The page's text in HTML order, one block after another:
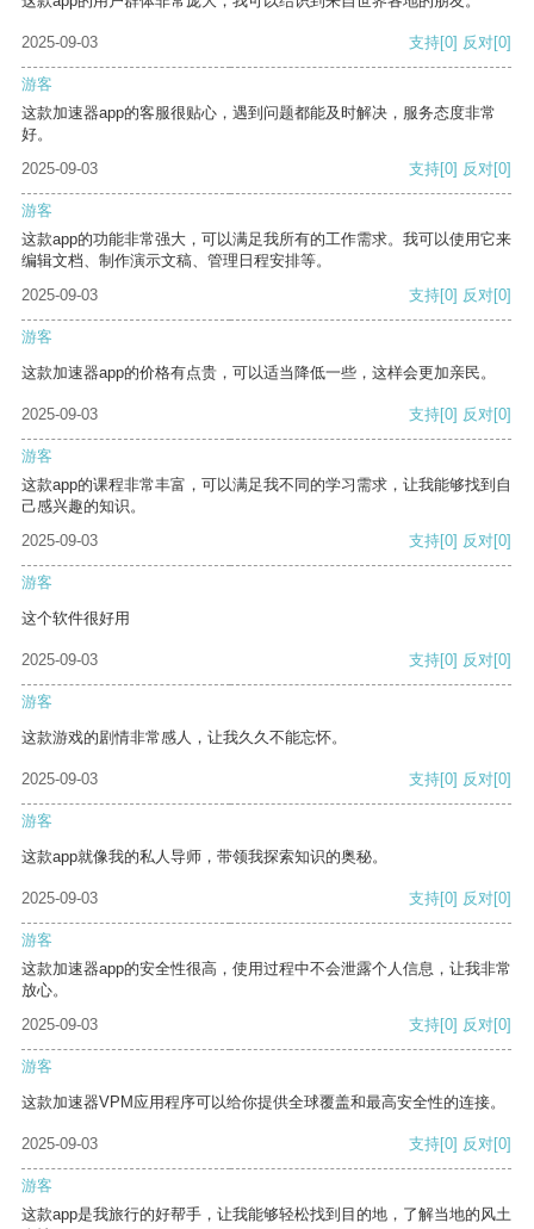
2025-09-03 支持[0] 反对[0]
游客
这款加速器app的客服很贴心，遇到问题都能及时解决，服务态度非常
好。
2025-09-03
支持[0] 反对[0]
游客
这款app的功能非常强大，可以满足我所有的工作需求。我可以使用它来
编辑文档、制作演示文稿、管理日程安排等。
2025-09-03
支持[0] 反对[0]
游客
这款加速器app的价格有点贵，可以适当降低一些，这样会更加亲民。
2025-09-03 支持[0] 反对[0]
游客
这款app的课程非常丰富，可以满足我不同的学习需求，让我能够找到自
己感兴趣的知识。
2025-09-03
支持[0] 反对[0]
游客
这个软件很好用
2025-09-03 支持[0] 反对[0]
游客
这款游戏的剧情非常感人，让我久久不能忘怀。
2025-09-03 支持[0] 反对[0]
游客
这款app就像我的私人导师，带领我探索知识的奥秘。
2025-09-03 支持[0] 反对[0]
游客
这款加速器app的安全性很高，使用过程中不会泄露个人信息，让我非常
放心。
2025-09-03
支持[0] 反对[0]
游客
这款加速器VPM应用程序可以给你提供全球覆盖和最高安全性的连接。
2025-09-03 支持[0] 反对[0]
游客
这款app是我旅行的好帮手，让我能够轻松找到目的地，了解当地的风土